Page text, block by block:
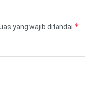
yang wajib ditandai *